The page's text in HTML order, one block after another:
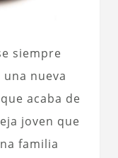
siempre
nueva
acaba de
joven que
familia